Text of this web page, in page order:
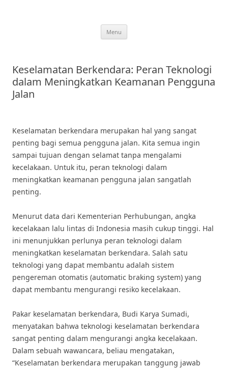
Menu
Keselamatan Berkendara: Peran Teknologi
dalam Meningkatkan Keamanan Pengguna
Jalan
Keselamatan berkendara merupakan hal yang sangat
penting bagi semua pengguna jalan. Kita semua ingin
sampai tujuan dengan selamat tanpa mengalami
kecelakaan. Untuk itu, peran teknologi dalam
meningkatkan keamanan pengguna jalan sangatlah
penting.
Menurut data dari Kementerian Perhubungan, angka
kecelakaan lalu lintas di Indonesia masih cukup tinggi. Hal
ini menunjukkan perlunya peran teknologi dalam
meningkatkan keselamatan berkendara. Salah satu
teknologi yang dapat membantu adalah sistem
pengereman otomatis (automatic braking system) yang
dapat membantu mengurangi resiko kecelakaan.
Pakar keselamatan berkendara, Budi Karya Sumadi,
menyatakan bahwa teknologi keselamatan berkendara
sangat penting dalam mengurangi angka kecelakaan.
Dalam sebuah wawancara, beliau mengatakan,
“Keselamatan berkendara merupakan tanggung jawab